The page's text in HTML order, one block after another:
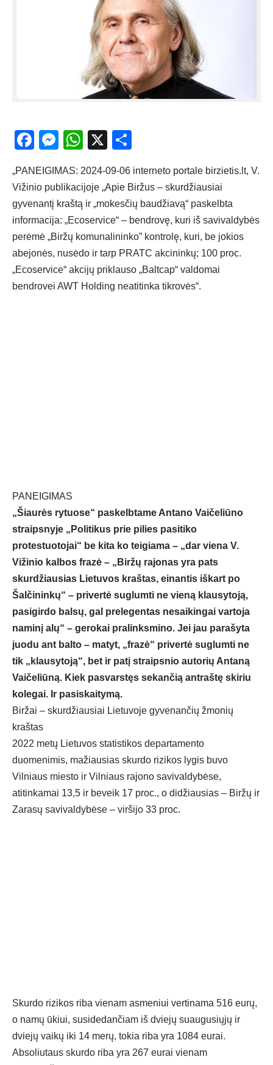
Facebook
Messenger
WhatsApp
X
„PANEIGIMAS: 2024-09-06 interneto portale birzietis.lt, V.
Vižinio publikacijoje „Apie Biržus – skurdžiausiai
gyvenantį kraštą ir „mokesčių baudžiavą“ paskelbta
informacija: „Ecoservice“ – bendrovę, kuri iš savivaldybės
perėmė „Biržų komunalininko” kontrolę, kuri, be jokios
abejonės, nusėdo ir tarp PRATC akcininkų; 100 proc.
„Ecoservice“ akcijų priklauso „Baltcap“ valdomai
bendrovei AWT Holding neatitinka tikrovės“.
PANEIGIMAS
„Šiaurės rytuose“ paskelbtame Antano Vaičeliūno
straipsnyje „Politikus prie pilies pasitiko
protestuotojai“ be kita ko teigiama – „dar viena V.
Vižinio kalbos frazė – „Biržų rajonas yra pats
skurdžiausias Lietuvos kraštas, einantis iškart po
Šalčininkų“ – privertė suglumti ne vieną klausytoją,
pasigirdo balsų, gal prelegentas nesaikingai vartoja
naminį alų“ – gerokai pralinksmino. Jei jau parašyta
juodu ant balto – matyt, „frazė“ privertė suglumti ne
tik „klausytoją“, bet ir patį straipsnio autorių Antaną
Vaičeliūną. Kiek pasvarstęs sekančią antraštę skiriu
kolegai. Ir pasiskaitymą.
Biržai – skurdžiausiai Lietuvoje gyvenančių žmonių
kraštas
2022 metų Lietuvos statistikos departamento
duomenimis, mažiausias skurdo rizikos lygis buvo
Vilniaus miesto ir Vilniaus rajono savivaldybėse,
atitinkamai 13,5 ir beveik 17 proc., o didžiausias – Biržų ir
Zarasų savivaldybėse – viršijo 33 proc.
Skurdo rizikos riba vienam asmeniui vertinama 516 eurų,
o namų ūkiui, susidedančiam iš dviejų suaugusiųjų ir
dviejų vaikų iki 14 merų, tokia riba yra 1084 eurai.
Absoliutaus skurdo riba yra 267 eurai vienam